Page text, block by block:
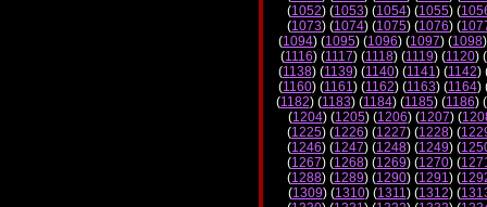
(1052) (1053) (1054) (1055) (
(1073) (1074) (1075) (1076) (
(1094) (1095) (1096) (1097) (1098
(1116) (1117) (1118) (1119) (1120) (
(1138) (1139) (1140) (1141) (1142)
(1160) (1161) (1162) (1163) (1164)
(1182) (1183) (1184) (1185) (1186) (
(1204) (1205) (1206) (1207) (
(1225) (1226) (1227) (1228) (
(1246) (1247) (1248) (1249) (
(1267) (1268) (1269) (1270) (
(1288) (1289) (1290) (1291) (
(1309) (1310) (1311) (1312) (